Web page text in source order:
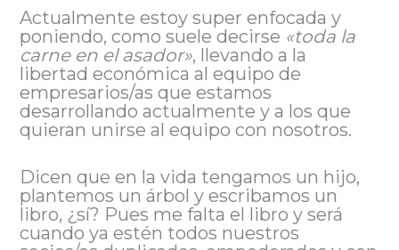
Actualmente estoy super enfocada y
poniendo, como suele decirse «toda la
carne en el asador», llevando a la
libertad económica al equipo de
empresarios/as que estamos
desarrollando actualmente y a los que
quieran unirse al equipo con nosotros.
Dicen que en la vida tengamos un hijo,
plantemos un árbol y escribamos un
libro, ¿sí? Pues me falta el libro y será
cuando ya estén todos nuestros